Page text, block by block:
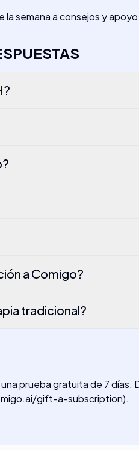
la semana a consejos y apoyo
a Comigo?
tradicional?
prueba gratuita de 7
gift-a-subscription).